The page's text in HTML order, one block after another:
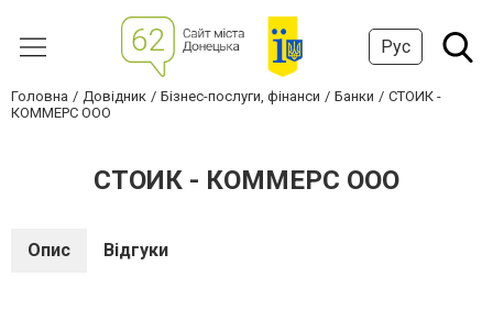
Рус
Головна Довідник Бізнес-послуги, фінанси Банки
СТОИК -
КОММЕРС ООО
СТОИК - КОММЕРС ООО
Опис Відгуки